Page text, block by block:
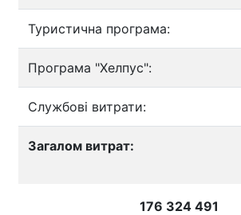
Туристична програма:
Програма "Хелпус":
Службові витрати:
Загалом витрат:
176 324 491